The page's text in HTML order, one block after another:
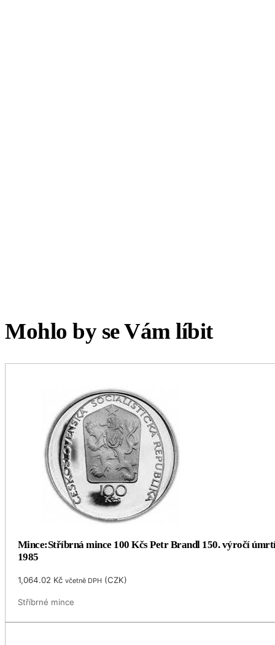
Mohlo by se Vám líbit
Mince:Stříbrná mince 100 Kčs Petr Brandl 150. výročí
1985
1,064.02 Kč včetně DPH(CZK)
Stříbrné mince